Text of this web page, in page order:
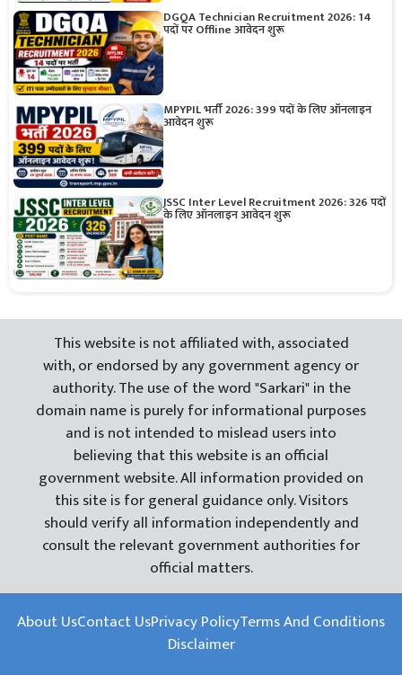
DGQA Technician Recruitment 2026: 14
पदों पर Offline आवेदन शुरू
MPYPIL भर्ती 2026: 399 पदों के लिए ऑनलाइन
आवेदन शुरू
JSSC Inter Level Recruitment 2026: 326 पदों
के लिए ऑनलाइन आवेदन शुरू
This website is not affiliated with, associated
with, or endorsed by any government agency or
authority. The use of the word "Sarkari" in the
domain name is purely for informational purposes
and is not intended to mislead users into
believing that this website is an official
government website. All information provided on
this site is for general guidance only. Visitors
should verify all information independently and
consult the relevant government authorities for
official matters.
About UsContact UsPrivacy PolicyTerms And Conditions
Disclaimer